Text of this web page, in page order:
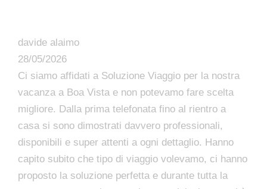
davide alaimo
28/05/2026
Ci siamo affidati a Soluzione Viaggio per la nostra
vacanza a Boa Vista e non potevamo fare scelta
migliore. Dalla prima telefonata fino al rientro a
casa si sono dimostrati davvero professionali,
disponibili e super attenti a ogni dettaglio. Hanno
capito subito che tipo di viaggio volevamo, ci hanno
proposto la soluzione perfetta e durante tutta la